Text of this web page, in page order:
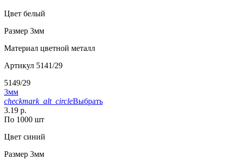
Цвет белый
Размер 3мм
Материал цветной металл
Артикул 5141/29
5149/29
3мм
checkmark_alt_circleВыбрать
3.19 р.
По 1000 шт
Цвет синий
Размер 3мм